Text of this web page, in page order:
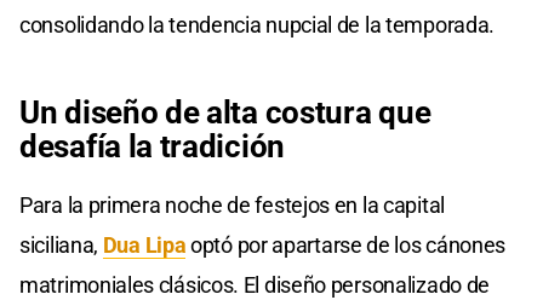
consolidando la tendencia nupcial de la temporada.
Un diseño de alta costura que
desafía la tradición
Para la primera noche de festejos en la capital
siciliana, Dua Lipaoptó por apartarse de los cánones
matrimoniales clásicos. El diseño personalizado de